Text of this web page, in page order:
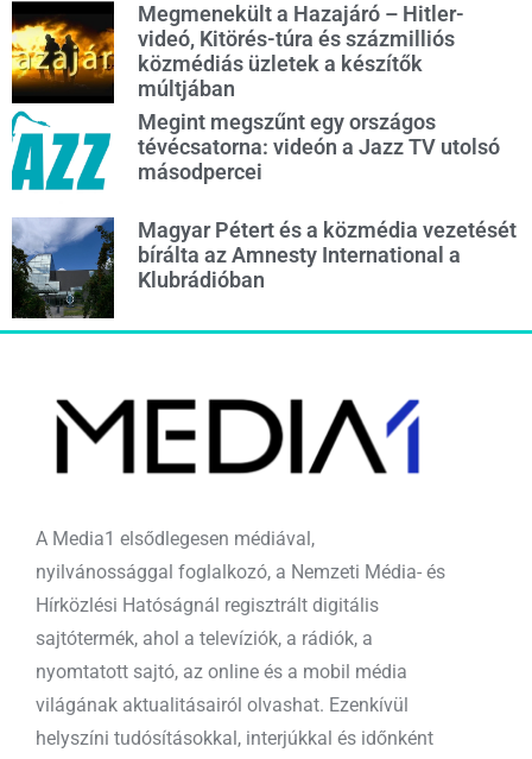
Megmenekült a Hazajáró – Hitler-
videó, Kitörés-túra és százmilliós
közmédiás üzletek a készítők
múltjában
Megint megszűnt egy országos
tévécsatorna: videón a Jazz TV utolsó
másodpercei
Magyar Pétert és a közmédia vezetését
bírálta az Amnesty International a
Klubrádióban
A Media1 elsődlegesen médiával,
nyilvánossággal foglalkozó, a Nemzeti Média- és
Hírközlési Hatóságnál regisztrált digitális
sajtótermék, ahol a televíziók, a rádiók, a
nyomtatott sajtó, az online és a mobil média
világának aktualitásairól olvashat. Ezenkívül
helyszíni tudósításokkal, interjúkkal és időnként